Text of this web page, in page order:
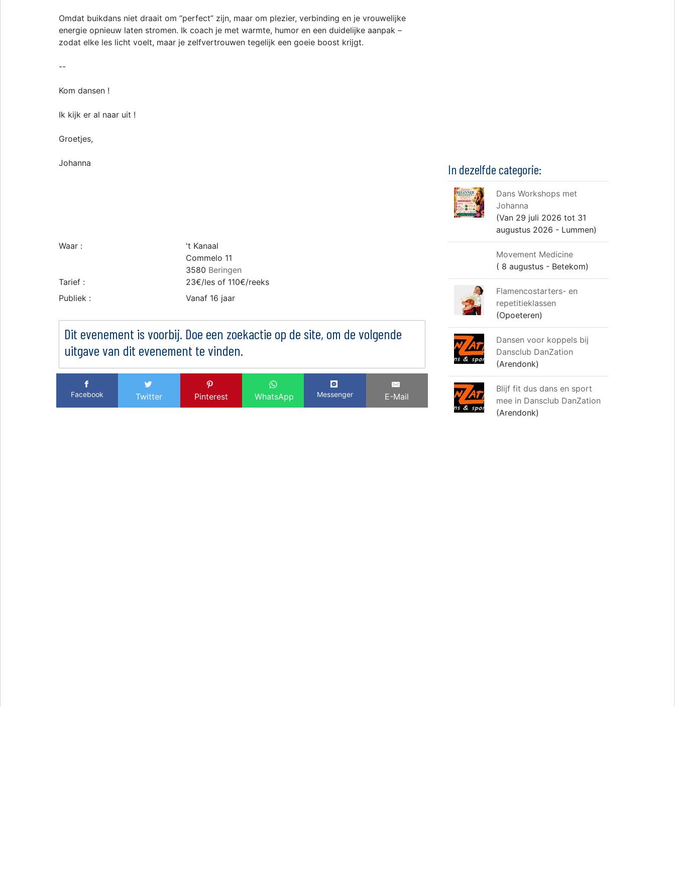
Omdat buikdans niet draait om “perfect” zijn, maar om plezier, verbinding en je vrouwelijke
energie opnieuw laten stromen. Ik coach je met warmte, humor en een duidelijke aanpak –
zodat elke les licht voelt, maar je zelfvertrouwen tegelijk een goeie boost krijgt.
--
Kom dansen !
Ik kijk er al naar uit !
Groetjes,
Johanna
Waar :
't Kanaal
Commelo 11
3580 Beringen
Tarief :
23€/les of 110€/reeks
Publiek :
Vanaf 16 jaar
Dit evenement is voorbij. Doe een zoekactie op de site, om de volgende
uitgave van dit evenement te vinden.
Facebook Twitter Pinterest WhatsApp Messenger E-Mail
In dezelfde categorie:
Dans Workshops met
Johanna
(Van 29 juli 2026 tot 31
augustus 2026 - Lummen)
Movement Medicine
( 8 augustus - Betekom)
Flamencostarters- en
repetitieklassen
(Opoeteren)
Dansen voor koppels bij
Dansclub DanZation
(Arendonk)
Blijf fit dus dans en sport
mee in Dansclub DanZation
(Arendonk)